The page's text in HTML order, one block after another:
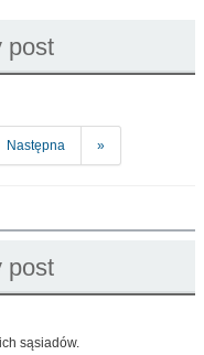
Następna »
sąsiadów.